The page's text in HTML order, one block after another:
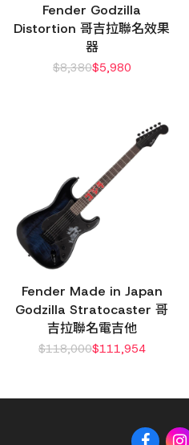
Fender Godzilla
Distortion 哥吉拉聯名效果
器
$8,380$5,980
Fender Made in Japan
Godzilla Stratocaster 哥
吉拉聯名電吉他
$118,000$111,954